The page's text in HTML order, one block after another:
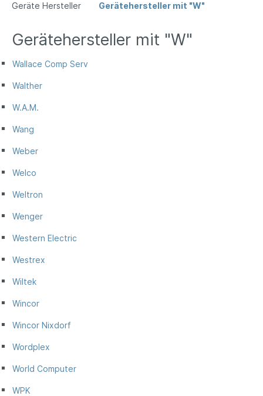
Geräte Hersteller Gerätehersteller mit "W"
Gerätehersteller mit "W"
Wallace Comp Serv
Walther
W.A.M.
Wang
Weber
Welco
Weltron
Wenger
Western Electric
Westrex
Wiltek
Wincor
Wincor Nixdorf
Wordplex
World Computer
WPK